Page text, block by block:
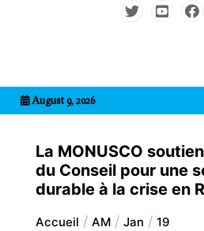
August 9, 2026
La MONUSCO
du Conseil pour une
durable à la crise en
Accueil AM Jan 19